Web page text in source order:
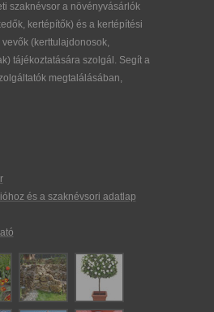
szaknévsor a növényvásárlók
kertépítők) és a kertépítési
(kerttulajdonosok,
tájékoztatására szolgál. Segít a
megtalálásában,
és a szaknévsori adatlap